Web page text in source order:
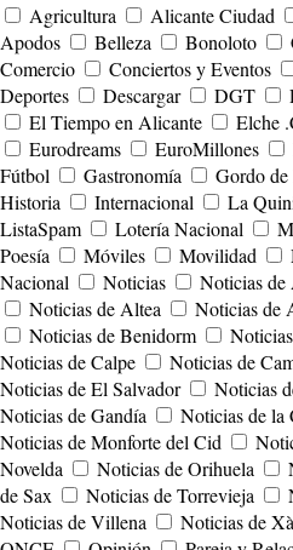
Agricultura
Alicante Ciudad
Apodos
Belleza Bonoloto
Comercio
Conciertos y Eventos
Deportes
Descargar DGT
El Tiempo en Alicante
Elche
Eurodreams
EuroMillones
Fútbol
Gastronomía Gordo
Historia
Internacional La
ListaSpam
Lotería Nacional
Poesía
Móviles Movilidad
Nacional
Noticias Noticias
Noticias de Altea
Noticias de
Noticias de Benidorm
Noticias de Calpe
Noticias de
Noticias de El Salvador
Noticias
Noticias de Gandía
Noticias de la
Noticias de Monforte del Cid
Novelda
Noticias de Orihuela
de Sax
Noticias de Torrevieja
Noticias de Villena
Noticias de